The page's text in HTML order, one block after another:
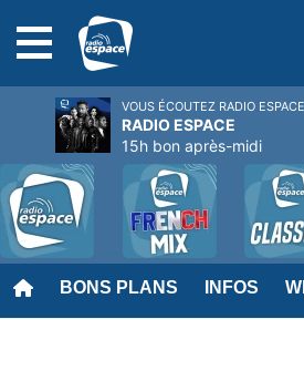
BONS PLANS INFOS
VOUS ÉCOUTEZ RADIO ESPACE
RADIO ESPACE
15h bon après-midi